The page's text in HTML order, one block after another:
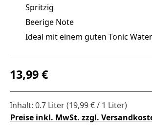
Spritzig
Beerige Note
Ideal mit einem guten Tonic
Regulärer Preis:
13,99 €
Inhalt: 0.7 Liter(19,99 € / 1 Liter)
Preise inkl. MwSt. zzgl.